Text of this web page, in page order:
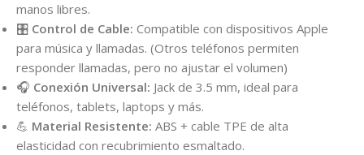
manos libres.
🎛️ Control de Cable: Compatible con dispositivos Apple
para música y llamadas. (Otros teléfonos permiten
responder llamadas, pero no ajustar el volumen)
🎧 Conexión Universal: Jack de 3.5 mm, ideal para
teléfonos, tablets, laptops y más.
💪 Material Resistente: ABS + cable TPE de alta
elasticidad con recubrimiento esmaltado.